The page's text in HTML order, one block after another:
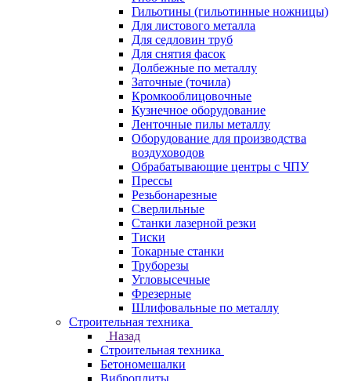
Гильотины (гильотинные ножницы)
Для листового металла
Для седловин труб
Для снятия фасок
Долбежные по металлу
Заточные (точила)
Кромкооблицовочные
Кузнечное оборудование
Ленточные пилы металлу
Оборудование для производства
воздуховодов
Обрабатывающие центры с ЧПУ
Прессы
Резьбонарезные
Сверлильные
Станки лазерной резки
Тиски
Токарные станки
Труборезы
Угловысечные
Фрезерные
Шлифовальные по металлу
Строительная техника
Назад
Строительная техника
Бетономешалки
Виброплиты